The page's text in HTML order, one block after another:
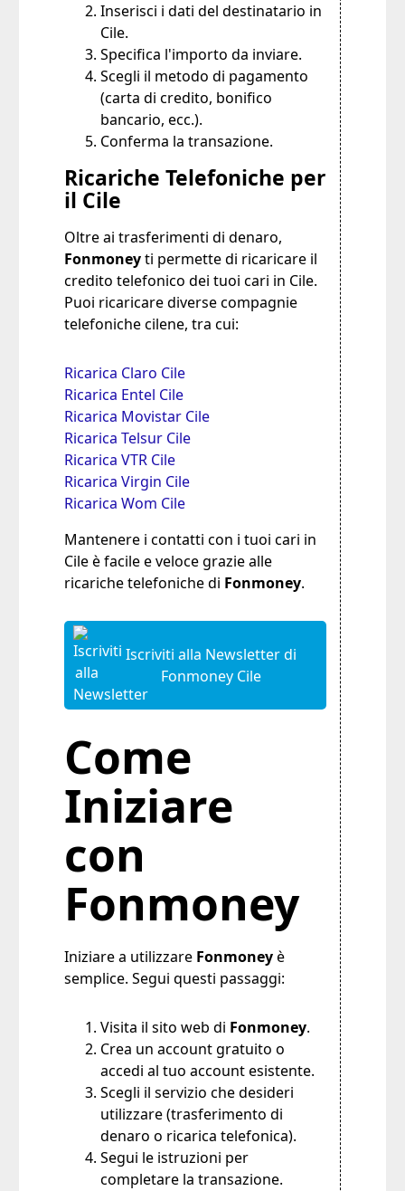
Inserisci i dati del destinatario in
Cile.
Specifica l'importo da inviare.
Scegli il metodo di pagamento
(carta di credito, bonifico
bancario, ecc.).
Conferma la transazione.
Ricariche Telefoniche per
il Cile
Oltre ai trasferimenti di denaro,
Fonmoneyti permette di ricaricare il
credito telefonico dei tuoi cari in Cile.
Puoi ricaricare diverse compagnie
telefoniche cilene, tra cui:
Ricarica Claro Cile
Ricarica Entel Cile
Ricarica Movistar Cile
Ricarica Telsur Cile
Ricarica VTR Cile
Ricarica Virgin Cile
Ricarica Wom Cile
Mantenere i contatti con i tuoi cari in
Cile è facile e veloce grazie alle
ricariche telefoniche di Fonmoney.
Iscriviti alla Newsletter di
Fonmoney Cile
Come
Iniziare
con
Fonmoney
Iniziare a utilizzare Fonmoneyè
semplice. Segui questi passaggi:
Visita il sito web di Fonmoney.
Crea un account gratuito o
accedi al tuo account esistente.
Scegli il servizio che desideri
utilizzare (trasferimento di
denaro o ricarica telefonica).
Segui le istruzioni per
completare la transazione.